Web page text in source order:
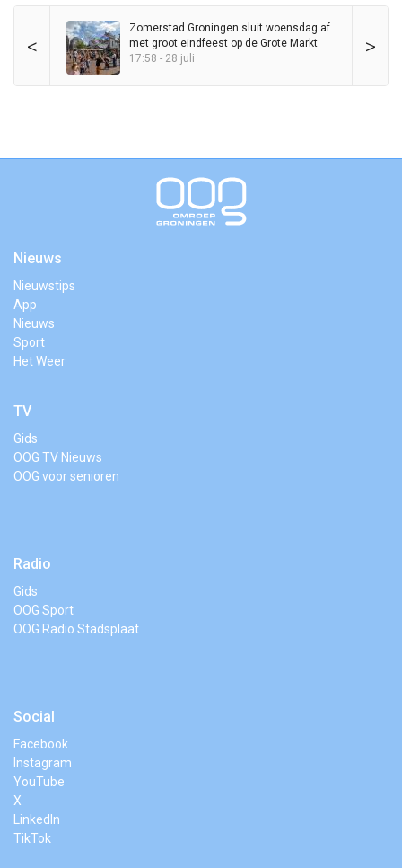
< >
Zomerstad Groningen sluit woensdag af
met groot eindfeest op de Grote Markt
17:58 - 28 juli
Nieuws
Nieuwstips
App
Nieuws
Sport
Het Weer
TV
Gids
OOG TV Nieuws
OOG voor senioren
Radio
Gids
OOG Sport
OOG Radio Stadsplaat
Social
Facebook
Instagram
YouTube
X
LinkedIn
TikTok